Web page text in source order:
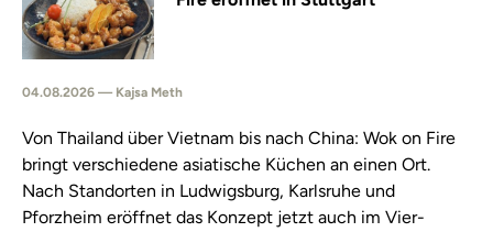
04.08.2026 — Kajsa Meth
Von Thailand über Vietnam bis nach China: Wok on Fire
bringt verschiedene asiatische Küchen an einen Ort.
Nach Standorten in Ludwigsburg, Karlsruhe und
Pforzheim eröffnet das Konzept jetzt auch im Vier-